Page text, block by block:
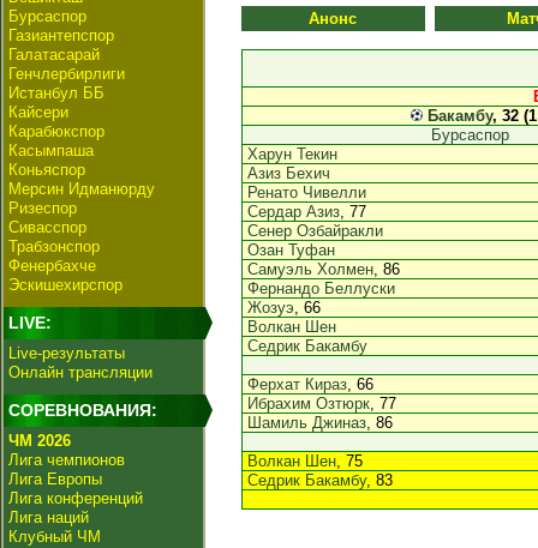
Бурсаспор
Газиантепспор
Галатасарай
Генчлербирлиги
Истанбул ББ
Кайсери
Карабюкспор
Касымпаша
Коньяспор
Мерсин Идманюрду
Ризеспор
Сивасспор
Трабзонспор
Фенербахче
Эскишехирспор
LIVE:
Live-результаты
Онлайн трансляции
СОРЕВНОВАНИЯ:
ЧМ 2026
Лига чемпионов
Лига Европы
Лига конференций
Лига наций
Клубный ЧМ
Анонс
Бакамбу, 32
Бурсаспор
Харун Текин
Азиз Бехич
Ренато Чивелли
Сердар Азиз, 77
Сенер Озбайракли
Озан Туфан
Самуэль Холмен, 86
Фернандо Беллуски
Жозуэ, 66
Волкан Шен
Седрик Бакамбу
Ферхат Кираз, 66
Ибрахим Озтюрк, 77
Шамиль Джиназ, 86
Волкан Шен, 75
Седрик Бакамбу, 83